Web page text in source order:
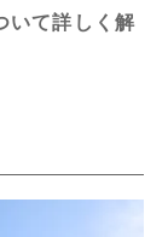
いて詳しく解